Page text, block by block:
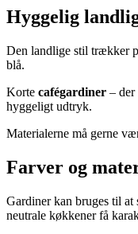
Hyggelig
Den landlige stil trækker
blå.
Korte cafégardiner – der
hyggeligt udtryk.
Materialerne må gerne
Farver og
Gardiner kan bruges til
neutrale køkkener få